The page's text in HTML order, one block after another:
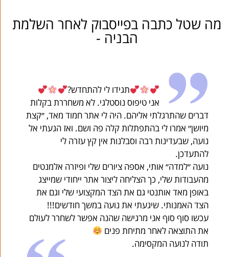
מה שטל כתבה בפייסבוק לאחר השלמת
הבניה -
תגידו לי להתחדש?
אני טיפוס נוסטלגי. לא משחררת בקלות
דברים שהתרגלתי אליהם. היה לי אתר חמוד מאד, ״קצת
מיושן״ אמרו לי בהתפתלות קלה פה ושם. ואז הגעתי אל
נועה, שבעדינות רבה וסבלנות אין קץ עזרה לי
להתעדכן.
נועה ״למדה״ אותי, אספה ציורים שלי ופיזרה אלמנטים
מהעבודות שלי, כך הצליחה ליצור אתר ייחודי שמייצג
באופן מאד אותנטי גם את הצד המקצועי שלי וגם את
הצד האמנותי. שיגעתי את נועה במשך חודשים!!!
עכשו סוף סוף אני מרגישה שהנה אפשר לשחרר לעולם
את התוצאה לאחר מתיחת פנים
תודה לנועה המקסימה.